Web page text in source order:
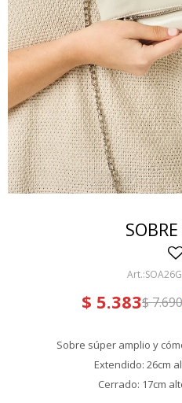
$ 5.383$7.690
Sobre súper amplio y
Extendido: 26cm
Cerrado: 17cm